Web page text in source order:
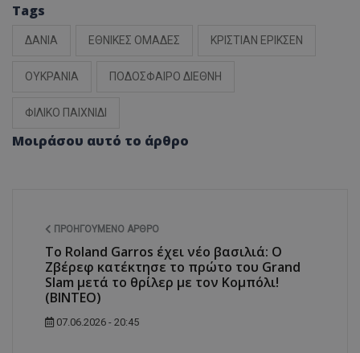
Tags
ΔΑΝΙΑ ΕΘΝΙΚΕΣ ΟΜΑΔΕΣ ΚΡΙΣΤΙΑΝ ΕΡΙΚΣΕΝ
ΟΥΚΡΑΝΙΑ ΠΟΔΟΣΦΑΙΡΟ ΔΙΕΘΝΗ
ΦΙΛΙΚΟ ΠΑΙΧΝΙΔΙ
Μοιράσου αυτό το άρθρο
ΠΡΟΗΓΟΎΜΕΝΟ ΆΡΘΡΟ
Το Roland Garros έχει νέο βασιλιά: Ο
Ζβέρεφ κατέκτησε το πρώτο του Grand
Slam μετά το θρίλερ με τον Κομπόλι!
(ΒΙΝΤΕΟ)
07.06.2026 - 20:45